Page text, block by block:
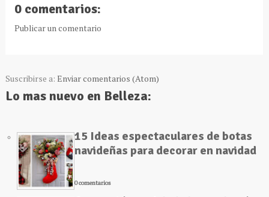
0 comentarios:
Publicar un comentario
Suscribirse a: Enviar comentarios (Atom)
Lo mas nuevo en Belleza:
15 Ideas espectaculares de botas
navideñas para decorar en navidad
0 comentarios